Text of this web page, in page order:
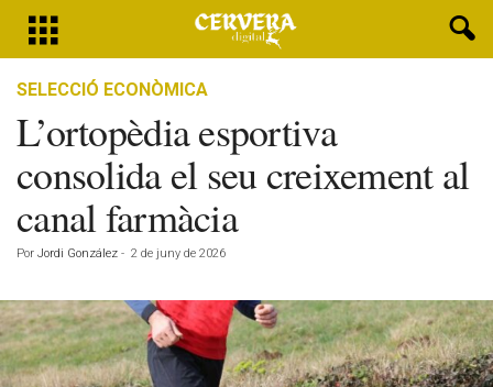
SELECCIÓ ECONÒMICA
L’ortopèdia esportiva
consolida el seu creixement al
canal farmàcia
Por Jordi González - 2 de juny de 2026